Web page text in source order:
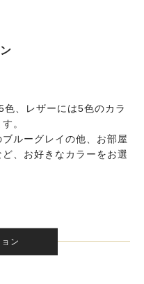
、レザーには5色のカラ
。
ルーグレイの他、お部屋
、お好きなカラーをお選
ン